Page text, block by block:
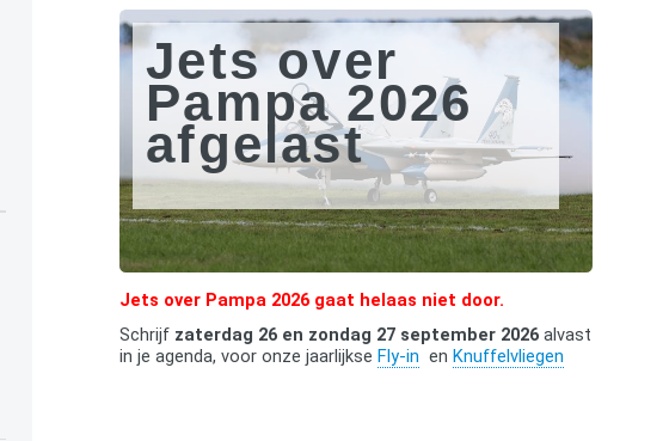
Jets over
Pampa 2026
afgelast
Jets over Pampa 2026 gaat helaas niet door.
Schrijf zaterdag 26 en zondag 27 september 2026 alvast
in je agenda, voor onze jaarlijkse Fly-in en Knuffelvliegen